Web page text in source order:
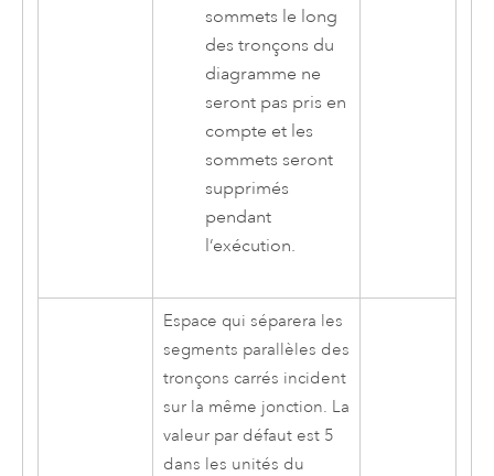
sommets le long
des tronçons du
diagramme ne
seront pas pris en
compte et les
sommets seront
supprimés
pendant
l’exécution.
Espace qui séparera les
segments parallèles des
tronçons carrés incident
sur la même jonction. La
valeur par défaut est 5
dans les unités du